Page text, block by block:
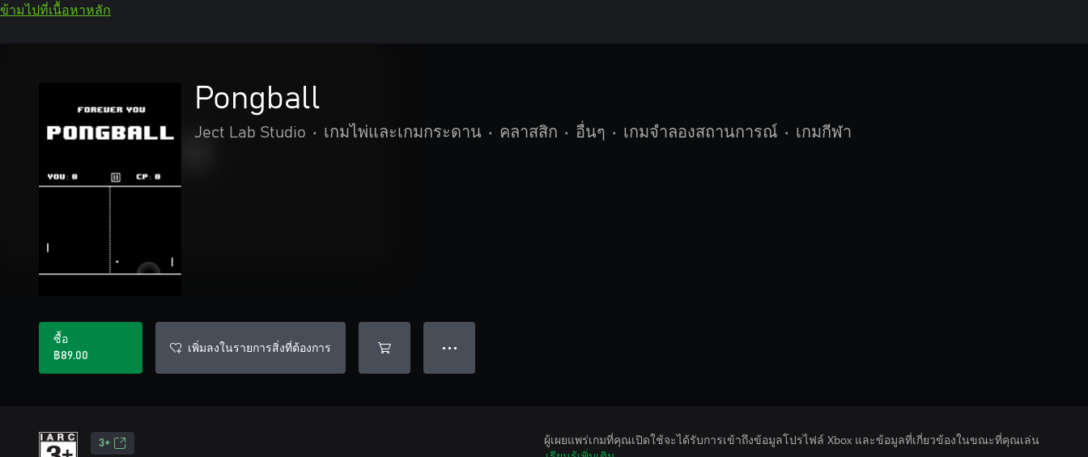
ข้ามไปที่เนื้อหาหลัก
Pongball
Ject Lab Studio • เกมไพ่และเกมกระดาน • คลาสสิก • อื่นๆ • เกมจำลองสถานการณ์ • เกมกีฬา
ซื้อ
฿89.00
เพิ่มลงในรายการสิ่งที่ต้องการ ● ● ●
3+
ผู้เผยแพร่เกมที่คุณเปิดใช้จะได้รับการเข้าถึงข้อมูลโปรไฟล์ Xbox และข้อมูลที่เกี่ยวข้องในขณะที่คุณเล่น